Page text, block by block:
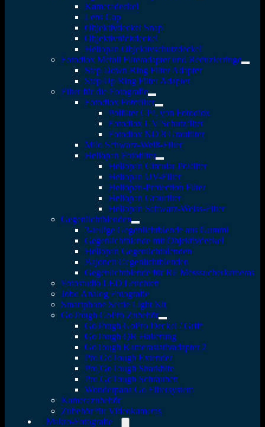
Kameradeckel
Lens Cap
Objektivdeckel Snap
Objektivrückdeckel
Heliopan Objektivschutzdeckel
Fotodiox Metall Filteradapter und Reduzierringe
Step Down Ring Filter Adapter
Step Up Ring Filter Adapter
Filter für die Fotografie
Fotodiox Fotofilter
Polfilter CPL von Fotodiox
Fotodiox UV Schutzfilter
Fotodiox ND 8 Graufilter
Milo Schwarz-Weiß-Filter
Heliopan Fotofilter
Heliopan Circular Polfilter
Heliopan UV-Filter
Heliopan-Protection Filter
Heliopan Graufilter
Heliopan Schwarz-Weiss-Filter
Gegenlichtblenden
3-teilige Gegenlichtblende aus Gummi
Gegenlichtblende mit Objektivdeckel
Heliopan Gegenlichtblenden
Bajonett Gegenlichtblenden
Gegenlichtblende für RF Messsucherkameras
Fotostudio LED Leuchten
Jobo Analog Fotografie
Smartphone Selfie Light Kit
GoTough GoPro Zubehör
GoTough GoPro Deckel / Griff
GoTough QR Halterung
GoTough Kamerastativadapter 2
Pro GoTough Extender
Pro GoTough Sharkbite
Pro GoTough Schrauben
Wonderpana Go Filtersystem
Kamerazubehör
Zubehör für Videokameras
Makro-Fotografie